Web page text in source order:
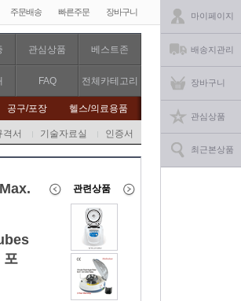
주문배송 빠른주문 장바구니
관심상품 베스트존
FAQ 전체카테고리
공구/포장 헬스/의료용품
격서 기술자료실 인증서
포
관련상품
마이페이지
배송지관리
장바구니
관심상품
최근본상품